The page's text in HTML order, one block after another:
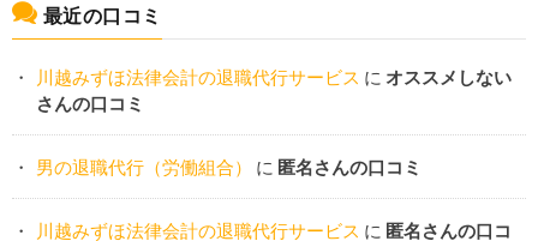
最近の口コミ
川越みずほ法律会計の退職代行サービス に オススメしない
さんの口コミ
男の退職代行（労働組合） に 匿名さんの口コミ
川越みずほ法律会計の退職代行サービス に 匿名さんの口コ